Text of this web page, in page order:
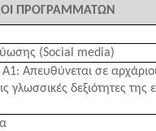
ΠΡΟΓΡΑΜΜΑΤΩΝ
(Social media)
Απευθύνεται σε
γλωσσικές δεξιότητες